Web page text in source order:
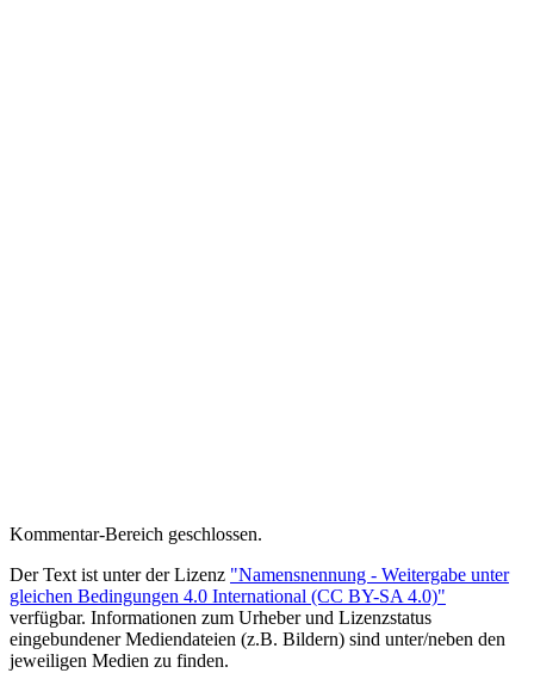
Kommentar-Bereich geschlossen.
Der Text ist unter der Lizenz "Namensnennung - Weitergabe unter
gleichen Bedingungen 4.0 International (CC BY-SA 4.0)"
verfügbar. Informationen zum Urheber und Lizenzstatus
eingebundener Mediendateien (z.B. Bildern) sind unter/neben den
jeweiligen Medien zu finden.